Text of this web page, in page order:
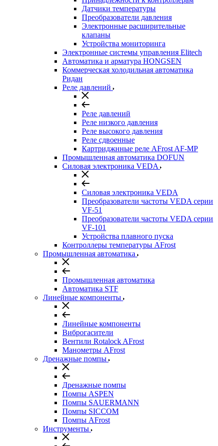
Датчики температуры
Преобразователи давления
Электронные расширительные
клапаны
Устройства мониторинга
Электронные системы управления Elitech
Автоматика и арматура HONGSEN
Коммерческая холодильная автоматика
Ридан
Реле давлений
Реле давлений
Реле низкого давления
Реле высокого давления
Реле сдвоенные
Картриджнные реле AFrost AF-MP
Промышленная автоматика DOFUN
Силовая электроника VEDA
Силовая электроника VEDA
Преобразователи частоты VEDA серии
VF-51
Преобразователи частоты VEDA серии
VF-101
Устройства плавного пуска
Контроллеры температуры AFrost
Промышленная автоматика
Промышленная автоматика
Автоматика STF
Линейные компоненты
Линейные компоненты
Виброгасители
Вентили Rotalock AFrost
Манометры AFrost
Дренажные помпы
Дренажные помпы
Помпы ASPEN
Помпы SAUERMANN
Помпы SICCOM
Помпы AFrost
Инструменты